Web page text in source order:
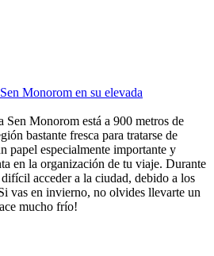
Monorom en su elevada
Sen Monorom está a 900 metros de
bastante fresca para tratarse de
papel especialmente importante y
en la organización de tu viaje. Durante
acceder a la ciudad, debido a los
vas en invierno, no olvides llevarte un
mucho frío!